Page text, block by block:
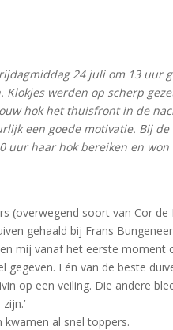
24 juli om 13 uur
werden op scherp
hok het thuisfront in de
een goede motivatie. Bij de
uur haar hok bereiken en won
(overwegend soort van Cor de
gehaald bij Frans
mij vanaf het eerste moment
Eén van de beste
op een veiling. Die andere
kwamen al snel toppers.